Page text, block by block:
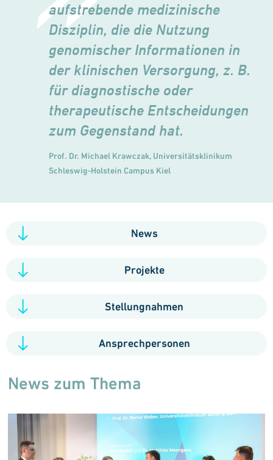
aufstrebende medizinische
Disziplin, die die Nutzung
genomischer Informationen in
der klinischen Versorgung, z. B.
für diagnostische oder
therapeutische Entscheidungen
zum Gegenstand hat.
Prof. Dr. Michael Krawczak, Universitätsklinikum
Schleswig-Holstein Campus Kiel
News
Projekte
Stellungnahmen
Ansprechpersonen
News zum Thema